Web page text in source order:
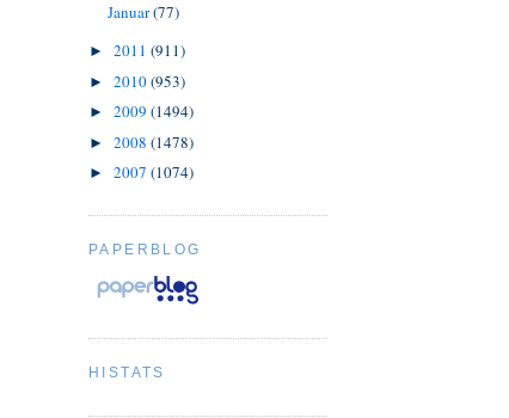
Januar(77)
► 2011 (911)
► 2010(953)
► 2009 (1494)
► 2008 (1478)
► 2007 (1074)
PAPERBLOG
HISTATS